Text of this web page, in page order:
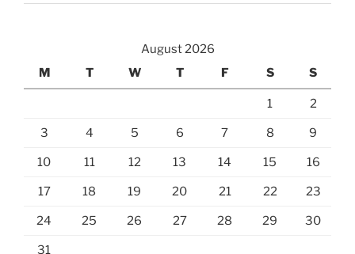
August 2026
M
T W T F S S
1 2
3 4 5 6 7 8 9
10 11 12 13 14 15 16
17 18 19 20 21 22 23
24 25 26 27 28 29 30
31